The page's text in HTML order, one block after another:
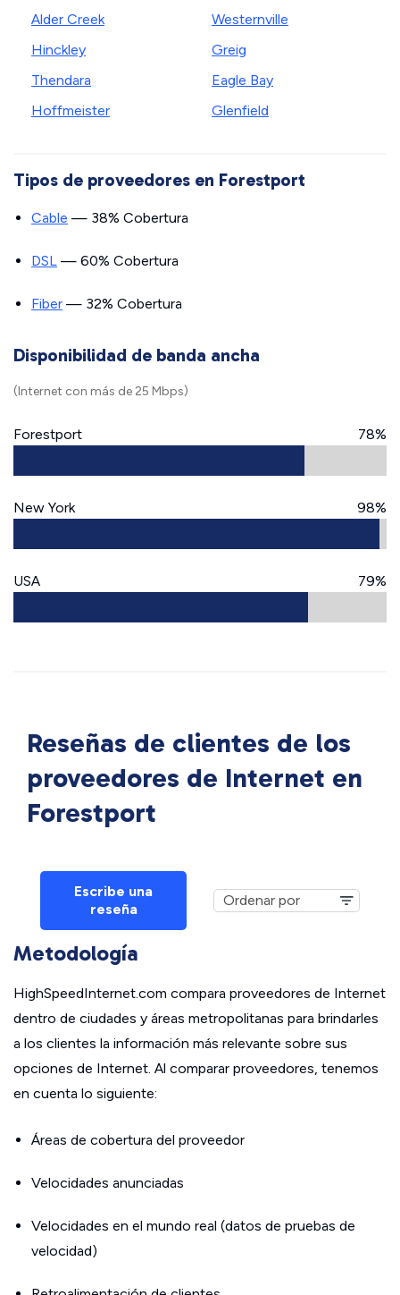
Alder Creek
Hinckley
Thendara
Hoffmeister
Westernville
Greig
Eagle Bay
Glenfield
Tipos de proveedores en Forestport
Cable — 38% Cobertura
DSL — 60% Cobertura
Fiber — 32% Cobertura
Disponibilidad de banda ancha
(Internet con más de 25 Mbps)
Forestport 78%
New York 98%
USA 79%
Reseñas de clientes de los
proveedores de Internet en
Forestport
Escribe una
reseña
Metodología
HighSpeedInternet.com compara proveedores de Internet
dentro de ciudades y áreas metropolitanas para brindarles
a los clientes la información más relevante sobre sus
opciones de Internet. Al comparar proveedores, tenemos
en cuenta lo siguiente:
Áreas de cobertura del proveedor
Velocidades anunciadas
Velocidades en el mundo real (datos de pruebas de
velocidad)